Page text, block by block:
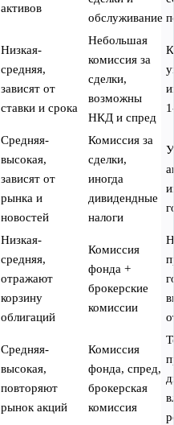
активов
обслуживание
Низкая-
средняя,
зависят от
ставки и срока
Небольшая
комиссия за
сделки,
возможны
НКД и спред
Средняя-
высокая,
зависят от
рынка и
новостей
Комиссия за
сделки,
иногда
дивидендные
налоги
Низкая-
средняя,
отражают
корзину
облигаций
Комиссия
фонда +
брокерские
комиссии
Средняя-
высокая,
повторяют
рынок акций
Комиссия
фонда, спред,
брокерская
комиссия